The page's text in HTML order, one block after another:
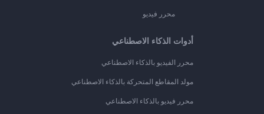
محرر فيديو
أدوات الذكاء الاصطناعي
محرر الفيديو بالذكاء الاصطناعي
مولد المقاطع المتحركة بالذكاء الاصطناعي
محرر فيديو بالذكاء الاصطناعي